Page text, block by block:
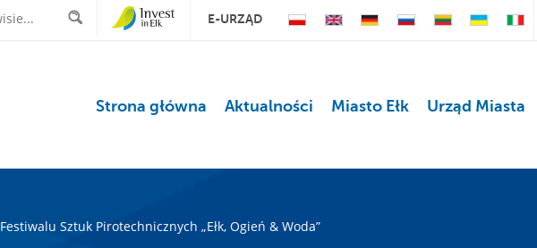
E-URZĄD
Strona główna Aktualności Miasto Ełk Urząd Miasta
Festiwalu Sztuk Pirotechnicznych „Ełk, Ogień & Woda”